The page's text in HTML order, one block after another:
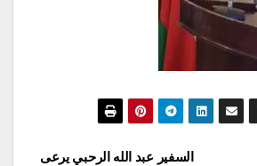
السفير عبد الله الرحبي يرعى